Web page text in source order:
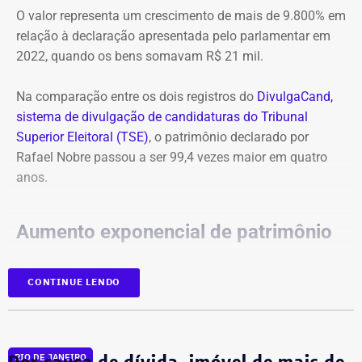
em condomínio de R$ 3 milhões, um sítio de R$ 2,05
milhões, além de diversos imóveis, terrenos e
participações societárias.
Candidato foi declarado inelegível
O valor representa um crescimento de mais de 9.800% em
relação à declaração apresentada pelo parlamentar em
2022, quando os bens somavam R$ 21 mil.
Na comparação entre os dois registros do DivulgaCand,
sistema de divulgação de candidaturas do Tribunal
Superior Eleitoral (TSE), o patrimônio declarado por
Rafael Nobre passou a ser 99,4 vezes maior em quatro
anos.
Aumento exponencial de patrimônio
Em 2022, o patrimônio informado pelo deputado era
espécie e uma participação de R$ 1 mil em uma empresa
CONTINUE LENDO
RIO DE JANEIRO